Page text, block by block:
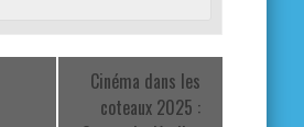
Cinéma dans les
coteaux 2025 :